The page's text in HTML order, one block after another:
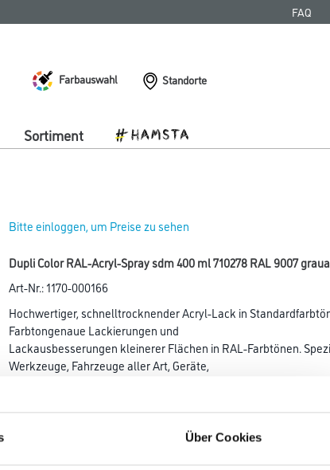
Über Cookies
FAQ
Farbauswahl
Standorte
Sortiment
Bitte einloggen, um Preise zu sehen
Dupli Color RAL-Acryl-Spray sdm 400 ml 710278 RAL 9007
Art-Nr.:1170-000166
Hochwertiger, schnelltrocknender Acryl-Lack in
Farbtongenaue Lackierungen und
Lackausbesserungen kleinerer Flächen in RAL-Farbtönen.
Werkzeuge, Fahrzeuge aller Art, Geräte,
Stahlmöbel und vieles andere. Haftet ausgezeichnet auf
und Reparieren von Objekten im Innen- und Außenbereich.